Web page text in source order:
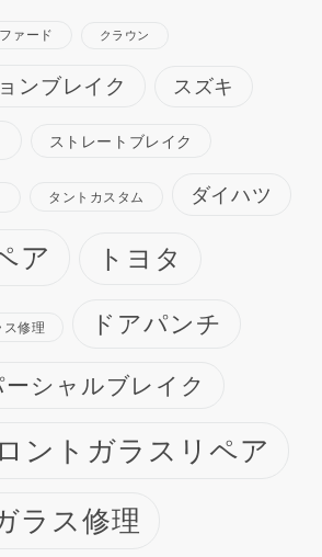
ァード クラウン
ンブレイク スズキ
ストレートブレイク
タントカスタム ダイハツ
ア トヨタ
ス修理 ドアパンチ
ーシャルブレイク
ントガラスリペア
ラス修理